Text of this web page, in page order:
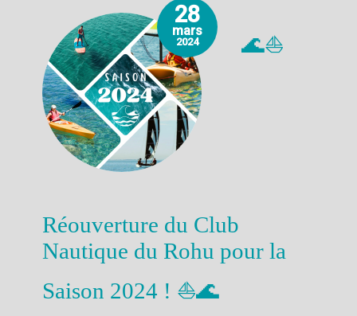
28
mars
2024 🌊⛵️
Réouverture du Club
Nautique du Rohu pour la
Saison 2024 ! ⛵️🌊